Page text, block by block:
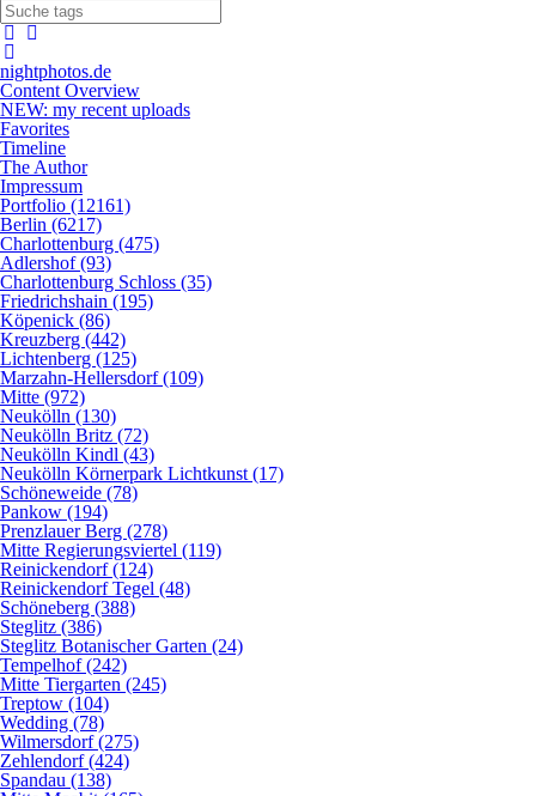
nightphotos.de
Content Overview
NEW: my recent uploads
Favorites
Timeline
The Author
Impressum
Portfolio (12161)
Berlin (6217)
Charlottenburg (475)
Adlershof (93)
Charlottenburg Schloss (35)
Friedrichshain (195)
Köpenick (86)
Kreuzberg (442)
Lichtenberg (125)
Marzahn-Hellersdorf (109)
Mitte (972)
Neukölln (130)
Neukölln Britz (72)
Neukölln Kindl (43)
Neukölln Körnerpark Lichtkunst (17)
Schöneweide (78)
Pankow (194)
Prenzlauer Berg (278)
Mitte Regierungsviertel (119)
Reinickendorf (124)
Reinickendorf Tegel (48)
Schöneberg (388)
Steglitz (386)
Steglitz Botanischer Garten (24)
Tempelhof (242)
Mitte Tiergarten (245)
Treptow (104)
Wedding (78)
Wilmersdorf (275)
Zehlendorf (424)
Spandau (138)